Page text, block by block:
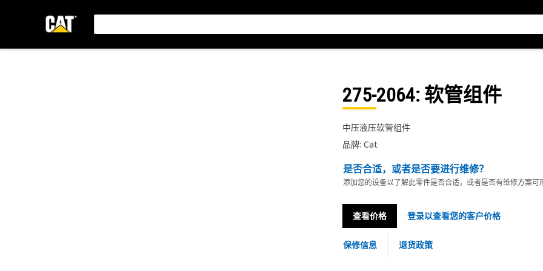
275-2064: 软管组件
中压液压软管组件
品牌: Cat
是否合适，或者是否要进行维修？
添加您的设备以了解此零件是否合适，或者是否有维修方案可
查看价格 登录以查看您的客户价格
保修信息 退货政策